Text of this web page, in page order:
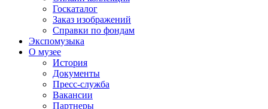
Госкаталог
Заказ изображений
Справки по фондам
Экспомузыка
О музее
История
Документы
Пресс-служба
Вакансии
Партнеры